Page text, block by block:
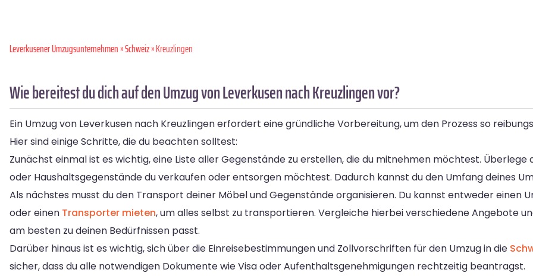
Leverkusener Umzugsunternehmen»Schweiz» Kreuzlingen
Wie bereitest du dich auf den Umzug von Leverkusen nach Kreuzlingen vor?
Ein Umzug von Leverkusen nach Kreuzlingen erfordert eine gründliche Vorbereitung, um den Prozess so
Hier sind einige Schritte, die du beachten solltest:
Zunächst einmal ist es wichtig, eine Liste aller Gegenstände zu erstellen, die du mitnehmen möchtest. Überlege
oder Haushaltsgegenstände du verkaufen oder entsorgen möchtest. Dadurch kannst du den Umfang deines
Als nächstes musst du den Transport deiner Möbel und Gegenstände organisieren. Du kannst entweder einen
oder einen Transporter mieten, um alles selbst zu transportieren. Vergleiche hierbei verschiedene Angebote
am besten zu deinen Bedürfnissen passt.
Darüber hinaus ist es wichtig, sich über die Einreisebestimmungen und Zollvorschriften für den Umzug in die
sicher, dass du alle notwendigen Dokumente wie Visa oder Aufenthaltsgenehmigungen rechtzeitig beantragst.